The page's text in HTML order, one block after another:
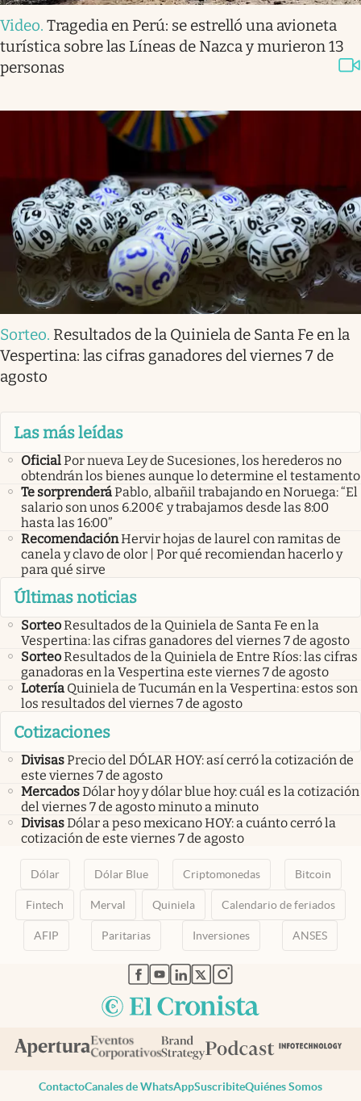
Video. Tragedia en Perú: se estrelló una avioneta
turística sobre las Líneas de Nazca y murieron 13
personas
Sorteo. Resultados de la Quiniela de Santa Fe en la
Vespertina: las cifras ganadores del viernes 7 de
agosto
Las más leídas
OficialPor nueva Ley de Sucesiones, los herederos no
obtendrán los bienes aunque lo determine el testamento
Te sorprenderáPablo, albañil trabajando en Noruega: “El
salario son unos 6.200€ y trabajamos desde las 8:00
hasta las 16:00”
RecomendaciónHervir hojas de laurel con ramitas de
canela y clavo de olor | Por qué recomiendan hacerlo y
para qué sirve
Últimas noticias
SorteoResultados de la Quiniela de Santa Fe en la
Vespertina: las cifras ganadores del viernes 7 de agosto
SorteoResultados de la Quiniela de Entre Ríos: las cifras
ganadoras en la Vespertina este viernes 7 de agosto
Lotería Quiniela de Tucumán en la Vespertina: estos son
los resultados del viernes 7 de agosto
Cotizaciones
DivisasPrecio del DÓLAR HOY: así cerró la cotización de
este viernes 7 de agosto
MercadosDólar hoy y dólar blue hoy: cuál es la cotización
del viernes 7 de agosto minuto a minuto
DivisasDólar a peso mexicano HOY: a cuánto cerró la
cotización de este viernes 7 de agosto
Dólar Dólar Blue Criptomonedas Bitcoin
Fintech Merval Quiniela Calendario de feriados
AFIP Paritarias Inversiones ANSES
abre en nueva pestaña
abre en nueva pestaña
abre en nueva pestaña
abre en nueva pestaña
abre en nueva pestaña
ContactoCanales de WhatsAppSuscribiteQuiénes Somos